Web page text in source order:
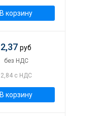
В корзину
2,37руб
без НДС
2,84 с НДС
В корзину